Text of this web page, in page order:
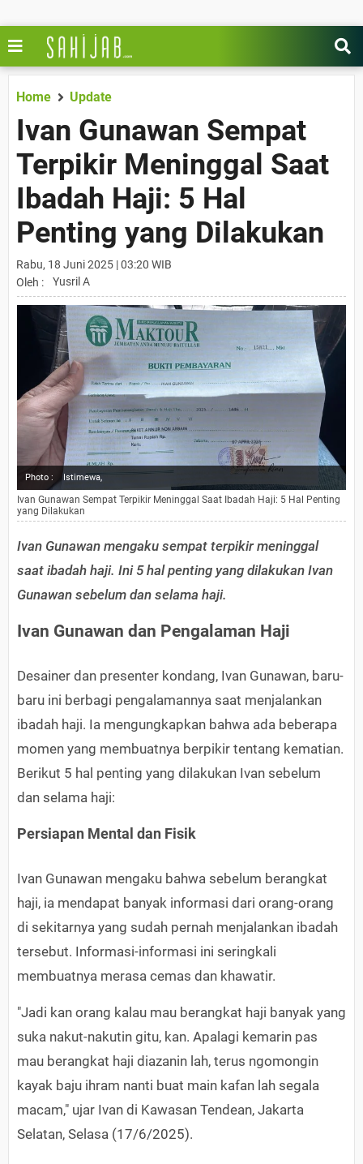
Home Update
Ivan Gunawan Sempat
Terpikir Meninggal Saat
Ibadah Haji: 5 Hal
Penting yang Dilakukan
Rabu, 18 Juni 2025 | 03:20 WIB
Oleh :
Yusril A
Photo : Istimewa,
Ivan Gunawan Sempat Terpikir Meninggal Saat Ibadah Haji: 5 Hal Penting
yang Dilakukan
Ivan Gunawan mengaku sempat terpikir meninggal
saat ibadah haji. Ini 5 hal penting yang dilakukan Ivan
Gunawan sebelum dan selama haji.
Ivan Gunawan dan Pengalaman Haji
Desainer dan presenter kondang, Ivan Gunawan, baru-
baru ini berbagi pengalamannya saat menjalankan
ibadah haji. Ia mengungkapkan bahwa ada beberapa
momen yang membuatnya berpikir tentang kematian.
Berikut 5 hal penting yang dilakukan Ivan sebelum
dan selama haji:
Persiapan Mental dan Fisik
Ivan Gunawan mengaku bahwa sebelum berangkat
haji, ia mendapat banyak informasi dari orang-orang
di sekitarnya yang sudah pernah menjalankan ibadah
tersebut. Informasi-informasi ini seringkali
membuatnya merasa cemas dan khawatir.
"Jadi kan orang kalau mau berangkat haji banyak yang
suka nakut-nakutin gitu, kan. Apalagi kemarin pas
mau berangkat haji diazanin lah, terus ngomongin
kayak baju ihram nanti buat main kafan lah segala
macam," ujar Ivan di Kawasan Tendean, Jakarta
Selatan, Selasa (17/6/2025).